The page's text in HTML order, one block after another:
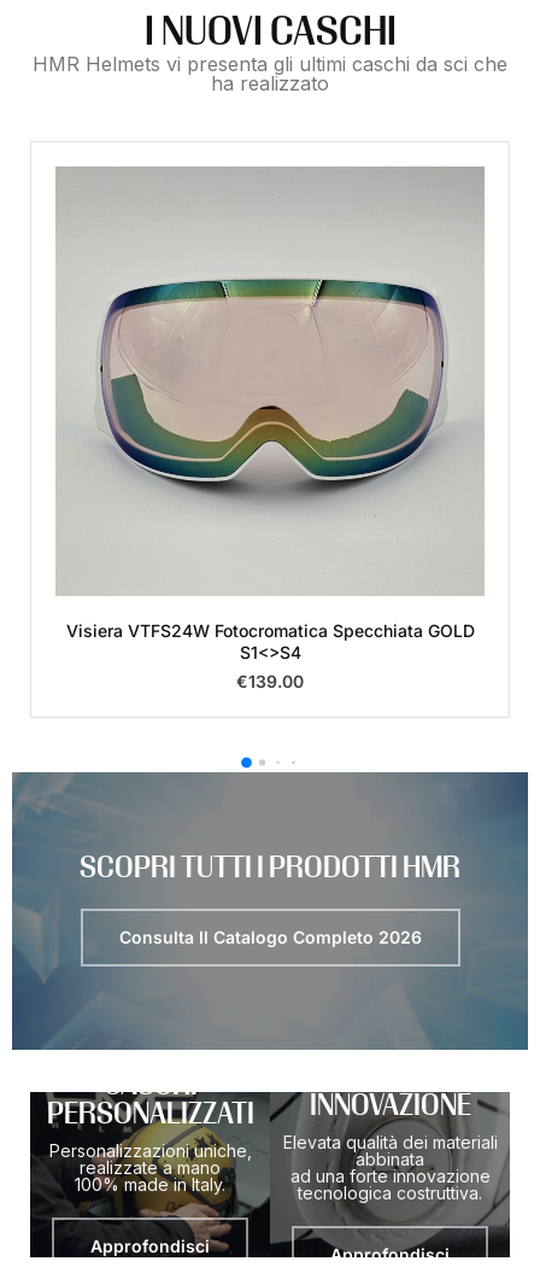
I NUOVI CASCHI
HMR Helmets vi presenta gli ultimi caschi da sci che
ha realizzato
H3 Nero/Grigio 231 OPACO con VISIERA VT2B
€349.00
SCOPRI TUTTI I PRODOTTI HMR
Consulta Il Catalogo Completo 2026
CASCHI
PERSONALIZZATI
Personalizzazioni uniche,
realizzate a mano
100% made in Italy.
Approfondisci
INNOVAZIONE
Elevata qualità dei materiali
abbinata
ad una forte innovazione
tecnologica costruttiva.
Approfondisci